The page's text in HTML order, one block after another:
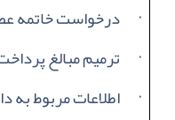
· درخواست خاتمه
·
ترمیم مبالغ
· اطلاعات مربوط به